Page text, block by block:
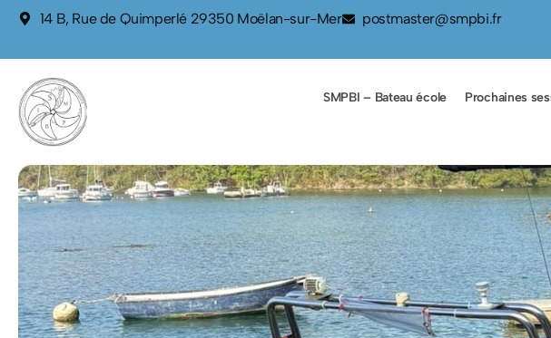
principal14 B, Rue de Quimperlé 29350 Moëlan-sur-Mer postmaster@smpbi.fr
SMPBI – Bateau école Prochaines